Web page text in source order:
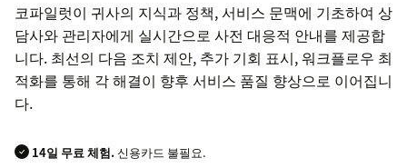
코파일럿이 귀사의 지식과 정책, 서비스 문맥에 기초하여 상
담사와 관리자에게 실시간으로 사전 대응적 안내를 제공합
니다. 최선의 다음 조치 제안, 추가 기회 표시, 워크플로우 최
적화를 통해 각 해결이 향후 서비스 품질 향상으로 이어집니
다.
14일 무료 체험.신용카드 불필요.